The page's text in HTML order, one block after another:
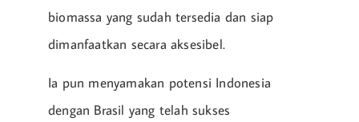
biomassa yang sudah tersedia dan siap
dimanfaatkan secara aksesibel.
Ia pun menyamakan potensi Indonesia
dengan Brasil yang telah sukses